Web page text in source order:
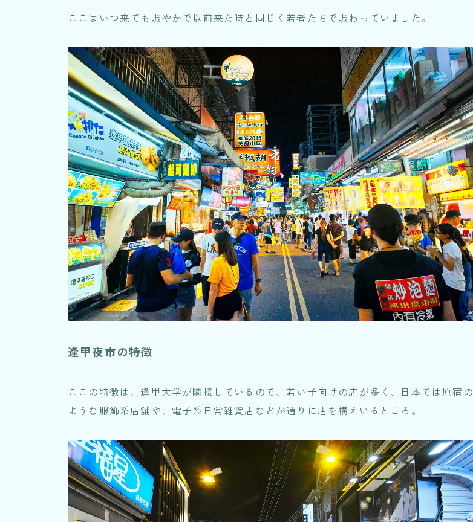
ここはいつ来ても賑やかで以前来た時と同じく若者たちで賑わっていました。
逢甲夜市の特徴
ここの特徴は、逢甲大学が隣接しているので、若い子向けの店が多く、日本では原宿の
ような服飾系店舗や、電子系日常雑貨店などが通りに店を構えいるところ。